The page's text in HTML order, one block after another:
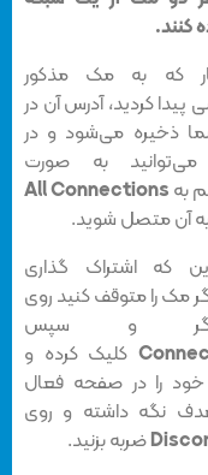
به مک مذکور
کردید، آدرس آن در
می‌شود و در
به صورت
All Connections
متصل شوید.
که اشتراک گذاری
را متوقف کنید روی
و سپس
کلیک کرده و
در صفحه فعال
داشته و روی
ضربه بزنید.